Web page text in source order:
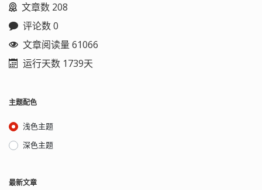
行，地址溢出后会回滚到000...
文章数 208
评论数 0
文章阅读量 61066
运行天数 1739天
主题配色
浅色主题
深色主题
最新文章